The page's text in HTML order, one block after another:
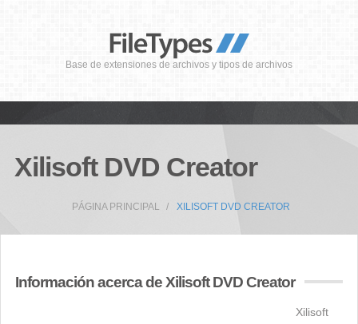
Base de extensiones de archivos y tipos de archivos
Xilisoft DVD Creator
PÁGINA PRINCIPAL XILISOFT DVD CREATOR
Información acerca de Xilisoft DVD Creator
Xilisoft